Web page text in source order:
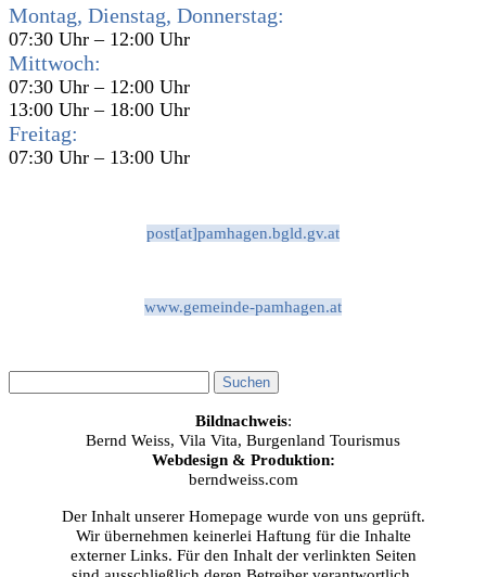
Montag, Dienstag, Donnerstag:
07:30 Uhr – 12:00 Uhr
Mittwoch:
07:30 Uhr – 12:00 Uhr
13:00 Uhr – 18:00 Uhr
Freitag:
07:30 Uhr – 13:00 Uhr
post[at]pamhagen.bgld.gv.at
www.gemeinde-pamhagen.at
Bildnachweis:
Bernd Weiss, Vila Vita, Burgenland Tourismus
Webdesign & Produktion:
berndweiss.com
Der Inhalt unserer Homepage wurde von uns geprüft.
Wir übernehmen keinerlei Haftung für die Inhalte
externer Links. Für den Inhalt der verlinkten Seiten